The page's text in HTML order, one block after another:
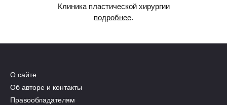
Клиника пластической хирургии
подробнее.
О сайте
Об авторе и контакты
Правообладателям